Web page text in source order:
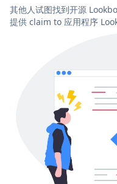
其他人试图找到开源
提供 claim to 应用程序